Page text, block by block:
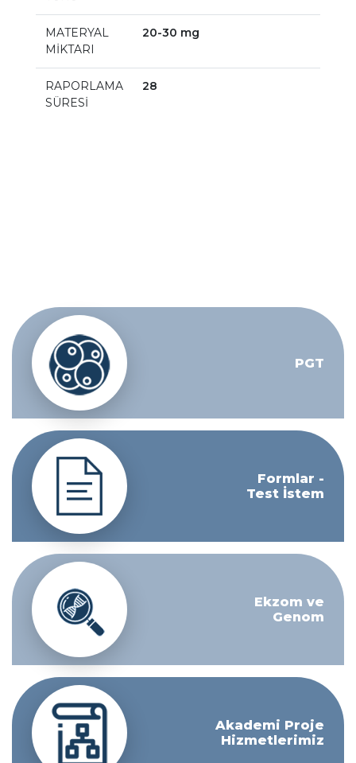
MATERYAL
MİKTARI
20-30 mg
RAPORLAMA
SÜRESİ
28
PGT
Formlar -
Test İstem
Ekzom ve
Genom
Akademi Proje
Hizmetlerimiz